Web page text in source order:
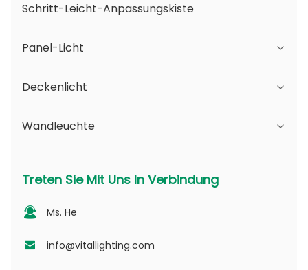
Schritt-Leicht-Anpassungskiste
Panel-Licht
JDL-Serie
DSDL-Reihe
MDL-Serie
NSDL-Serie
Deckenlicht
JCL-Serie
PV-Serie
PD -Serie
Wandleuchte
veränderbare Öffnung
Serie D - Punktlicht-Leitplatte
Treten Sie Mit Uns In Verbindung
Ms. He
info@vitallighting.com